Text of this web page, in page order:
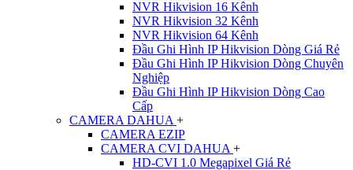
NVR Hikvision 16 Kênh
NVR Hikvision 32 Kênh
NVR Hikvision 64 Kênh
Đầu Ghi Hình IP Hikvision Dòng Giá Rẻ
Đầu Ghi Hình IP Hikvision Dòng Chuyên
Nghiệp
Đầu Ghi Hình IP Hikvision Dòng Cao
Cấp
CAMERA DAHUA +
CAMERA EZIP
CAMERA CVI DAHUA +
HD-CVI 1.0 Megapixel Giá Rẻ